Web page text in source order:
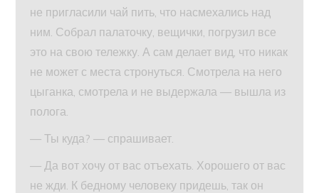
не пригласили чай пить, что насмехались над
ним. Собрал палаточку, вещички, погрузил все
это на свою тележку. А сам делает вид, что никак
не может с места стронуться. Смотрела на него
цыганка, смотрела и не выдержала — вышла из
полога.
— Ты куда? — спрашивает.
— Да вот хочу от вас отъехать. Хорошего от вас
не жди. К бедному человеку придешь, так он